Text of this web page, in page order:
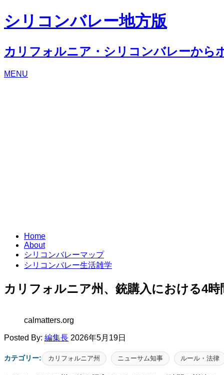
シリコンバレー地方版
カリフォルニア・シリコンバレーから
MENU
Home
About
シリコンバレーマップ
シリコンバレー生活雑学
カリフォルニア州、銃購入における4
calmatters.org
Posted By: 編集長 2026年5月19日
カテゴリー: カリフォルニア州 ニューサム知事 ルール・法律